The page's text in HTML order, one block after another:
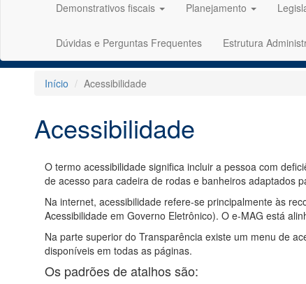
Demonstrativos fiscais Planejamento
Dúvidas e Perguntas Frequentes Estrutura
Início Acessibilidade
Acessibilidade
O termo acessibilidade significa incluir a pessoa com
de acesso para cadeira de rodas e banheiros adaptados
Na internet, acessibilidade refere-se principalmente às
Acessibilidade em Governo Eletrônico). O e-MAG está
Na parte superior do Transparência existe um menu de
disponíveis em todas as páginas.
Os padrões de atalhos são: